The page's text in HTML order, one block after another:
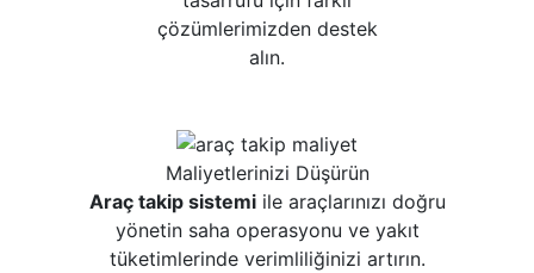
çözümlerimizden destek
alın.
Maliyetlerinizi Düşürün
Araç takip sistemiile araçlarınızı doğru
yönetin saha operasyonu ve yakıt
tüketimlerinde verimliliğinizi artırın.